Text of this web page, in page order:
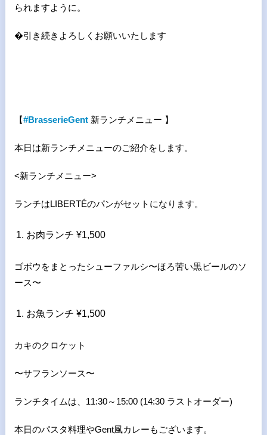
られますように。
�引き続きよろしくお願いいたします
【#BrasserieGent新ランチメニュー 】
本日は新ランチメニューのご紹介をします。
<新ランチメニュー>
ランチはLIBERTÉのパンがセットになります。
お肉ランチ ¥1,500
ゴボウをまとったシューファルシ〜ほろ苦い黒ビールのソ
ース〜
お魚ランチ ¥1,500
カキのクロケット
〜サフランソース〜
ランチタイムは、11:30～15:00 (14:30 ラストオーダー)
本日のパスタ料理やGent風カレーもございます。